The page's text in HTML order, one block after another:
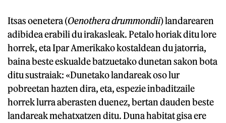
Itsas oenetera (Oenothera drummondii) landarearen
adibidea erabili du irakasleak. Petalo horiak ditu lore
horrek, eta Ipar Amerikako kostaldean du jatorria,
baina beste eskualde batzuetako dunetan sakon bota
ditu sustraiak: «Dunetako landareak oso lur
pobreetan hazten dira, eta, espezie inbaditzaile
horrek lurra aberasten duenez, bertan dauden beste
landareak mehatxatzen ditu. Duna habitat gisa ere